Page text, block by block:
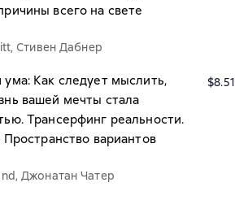
всего на свете
Стивен Дабнер
Как следует мыслить,
вашей мечты стала
Трансерфинг реальности.
Пространство вариантов
Джонатан Чатер
$8.51